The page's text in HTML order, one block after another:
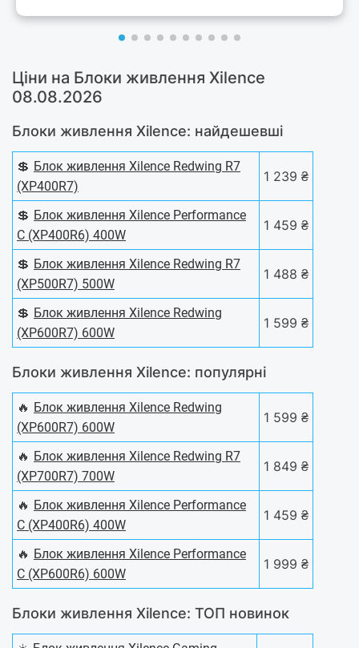
Ціни на Блоки живлення Xilence
08.08.2026
Блоки живлення Xilence: найдешевші
💲 Блок живлення Xilence Redwing R7
(XP400R7)
1 239 ₴
💲 Блок живлення Xilence Performance
C (XP400R6) 400W
1 459 ₴
💲 Блок живлення Xilence Redwing R7
(XP500R7) 500W
1 488 ₴
💲 Блок живлення Xilence Redwing
(XP600R7) 600W
1 599 ₴
Блоки живлення Xilence: популярні
🔥 Блок живлення Xilence Redwing
(XP600R7) 600W
1 599 ₴
🔥 Блок живлення Xilence Redwing R7
(XP700R7) 700W
1 849 ₴
🔥 Блок живлення Xilence Performance
C (XP400R6) 400W
1 459 ₴
🔥 Блок живлення Xilence Performance
C (XP600R6) 600W
1 999 ₴
Блоки живлення Xilence: ТОП новинок